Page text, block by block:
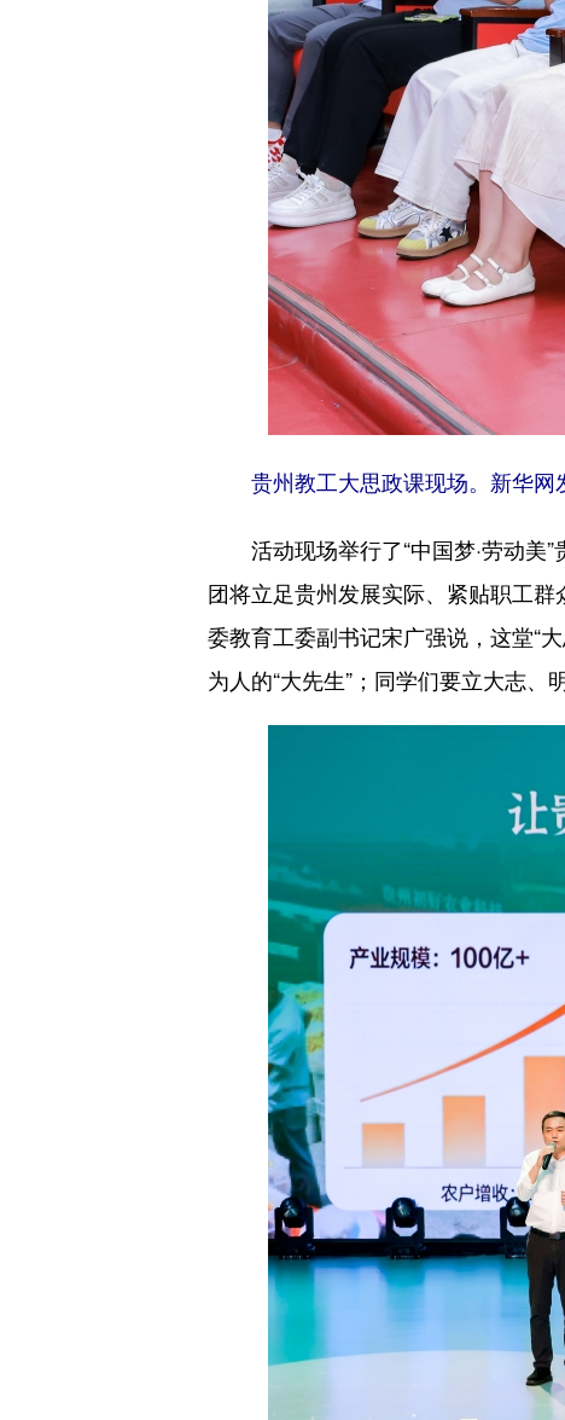
贵州教工大思政课现场。新华网
活动现场举行了“中国梦·劳动
团将立足贵州发展实际、紧贴职工
委教育工委副书记宋广强说，这堂“
为人的“大先生”；同学们要立大志、